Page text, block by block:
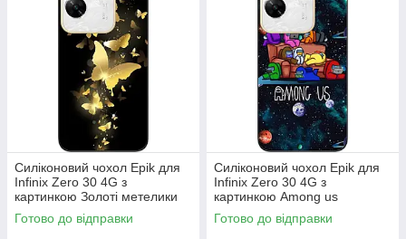
Силіконовий чохол Epik для
Infinix Zero 30 4G з
картинкою Золоті метелики
Готово до відправки
Силіконовий чохол Epik для
Infinix Zero 30 4G з
картинкою Among us
Команда
Готово до відправки